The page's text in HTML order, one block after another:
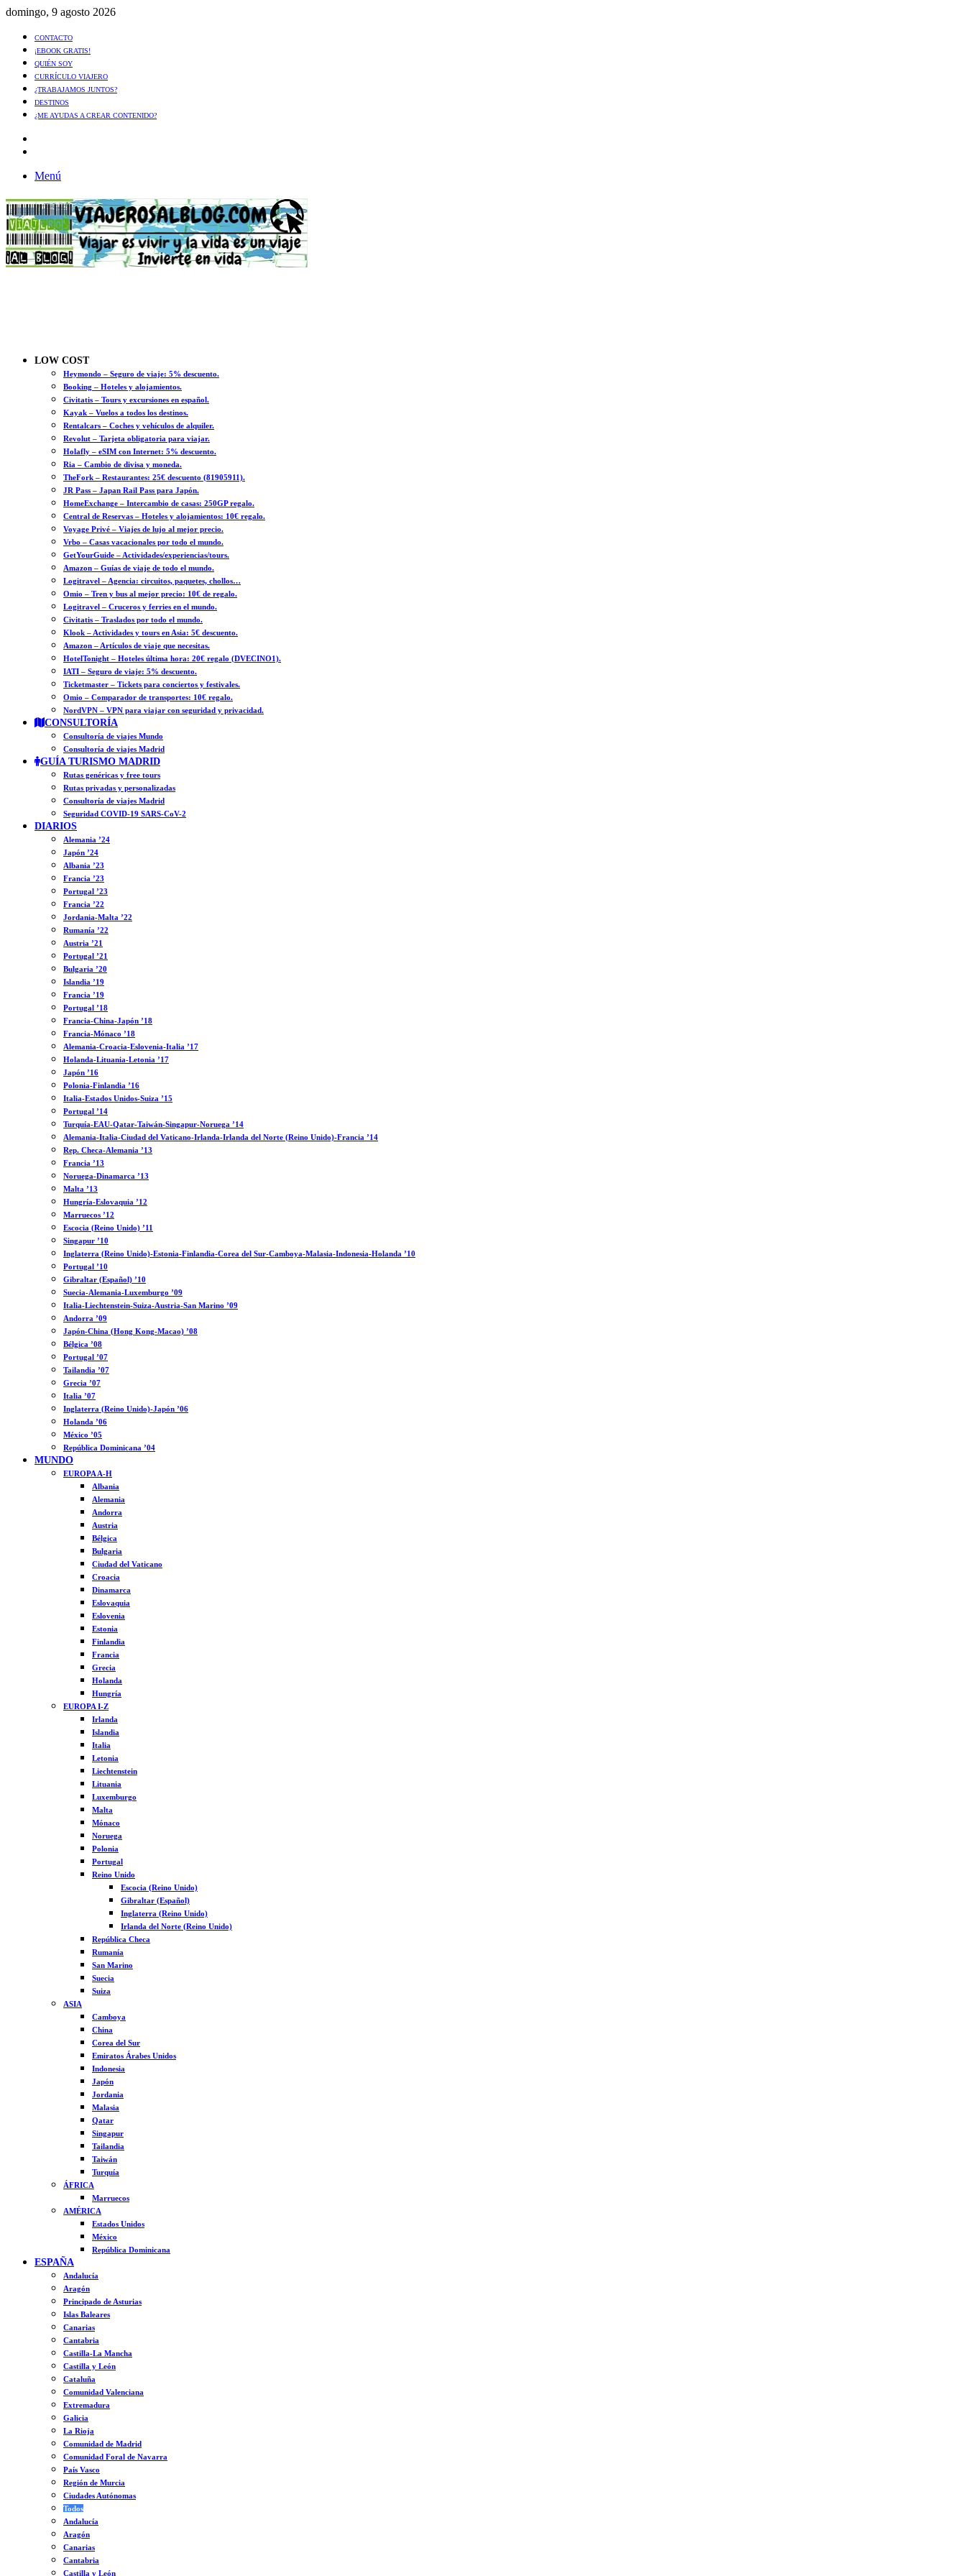
domingo, 9 agosto 2026
CONTACTO
¡EBOOK GRATIS!
QUIÉN SOY
CURRÍCULO VIAJERO
¿TRABAJAMOS JUNTOS?
DESTINOS
¿ME AYUDAS A CREAR CONTENIDO?
Menú
LOW COST
Heymondo – Seguro de viaje: 5% descuento.
Booking – Hoteles y alojamientos.
Civitatis – Tours y excursiones en español.
Kayak – Vuelos a todos los destinos.
Rentalcars – Coches y vehículos de alquiler.
Revolut – Tarjeta obligatoria para viajar.
Holafly – eSIM con Internet: 5% descuento.
Ria – Cambio de divisa y moneda.
TheFork – Restaurantes: 25€ descuento (81905911).
JR Pass – Japan Rail Pass para Japón.
HomeExchange – Intercambio de casas: 250GP regalo.
Central de Reservas – Hoteles y alojamientos: 10€ regalo.
Voyage Privé – Viajes de lujo al mejor precio.
Vrbo – Casas vacacionales por todo el mundo.
GetYourGuide – Actividades/experiencias/tours.
Amazon – Guías de viaje de todo el mundo.
Logitravel – Agencia: circuitos, paquetes, chollos…
Omio – Tren y bus al mejor precio: 10€ de regalo.
Logitravel – Cruceros y ferries en el mundo.
Civitatis – Traslados por todo el mundo.
Klook – Actividades y tours en Asia: 5€ descuento.
Amazon – Artículos de viaje que necesitas.
HotelTonight – Hoteles última hora: 20€ regalo (DVECINO1).
IATI – Seguro de viaje: 5% descuento.
Ticketmaster – Tickets para conciertos y festivales.
Omio – Comparador de transportes: 10€ regalo.
NordVPN – VPN para viajar con seguridad y privacidad.
CONSULTORÍA
Consultoría de viajes Mundo
Consultoría de viajes Madrid
GUÍA TURISMO MADRID
Rutas genéricas y free tours
Rutas privadas y personalizadas
Consultoría de viajes Madrid
Seguridad COVID-19 SARS-CoV-2
DIARIOS
Alemania ’24
Japón ’24
Albania ’23
Francia ’23
Portugal ’23
Francia ’22
Jordania-Malta ’22
Rumanía ’22
Austria ’21
Portugal ’21
Bulgaria ’20
Islandia ’19
Francia ’19
Portugal ’18
Francia-China-Japón ’18
Francia-Mónaco ’18
Alemania-Croacia-Eslovenia-Italia ’17
Holanda-Lituania-Letonia ’17
Japón ’16
Polonia-Finlandia ’16
Italia-Estados Unidos-Suiza ’15
Portugal ’14
Turquía-EAU-Qatar-Taiwán-Singapur-Noruega ’14
Alemania-Italia-Ciudad del Vaticano-Irlanda-Irlanda del Norte (Reino Unido)-Francia ’14
Rep. Checa-Alemania ’13
Francia ’13
Noruega-Dinamarca ’13
Malta ’13
Hungría-Eslovaquia ’12
Marruecos ’12
Escocia (Reino Unido) ’11
Singapur ’10
Inglaterra (Reino Unido)-Estonia-Finlandia-Corea del Sur-Camboya-Malasia-Indonesia-Holanda ’10
Portugal ’10
Gibraltar (Español) ’10
Suecia-Alemania-Luxemburgo ’09
Italia-Liechtenstein-Suiza-Austria-San Marino ’09
Andorra ’09
Japón-China (Hong Kong-Macao) ’08
Bélgica ’08
Portugal ’07
Tailandia ’07
Grecia ’07
Italia ’07
Inglaterra (Reino Unido)-Japón ’06
Holanda ’06
México ’05
República Dominicana ’04
MUNDO
EUROPA A-H
Albania
Alemania
Andorra
Austria
Bélgica
Bulgaria
Ciudad del Vaticano
Croacia
Dinamarca
Eslovaquia
Eslovenia
Estonia
Finlandia
Francia
Grecia
Holanda
Hungría
EUROPA I-Z
Irlanda
Islandia
Italia
Letonia
Liechtenstein
Lituania
Luxemburgo
Malta
Mónaco
Noruega
Polonia
Portugal
Reino Unido
Escocia (Reino Unido)
Gibraltar (Español)
Inglaterra (Reino Unido)
Irlanda del Norte (Reino Unido)
República Checa
Rumanía
San Marino
Suecia
Suiza
ASIA
Camboya
China
Corea del Sur
Emiratos Árabes Unidos
Indonesia
Japón
Jordania
Malasia
Qatar
Singapur
Tailandia
Taiwán
Turquía
ÁFRICA
Marruecos
AMÉRICA
Estados Unidos
México
República Dominicana
ESPAÑA
Andalucía
Aragón
Principado de Asturias
Islas Baleares
Canarias
Cantabria
Castilla-La Mancha
Castilla y León
Cataluña
Comunidad Valenciana
Extremadura
Galicia
La Rioja
Comunidad de Madrid
Comunidad Foral de Navarra
País Vasco
Región de Murcia
Ciudades Autónomas
Todos
Andalucía
Aragón
Canarias
Cantabria
Castilla y León